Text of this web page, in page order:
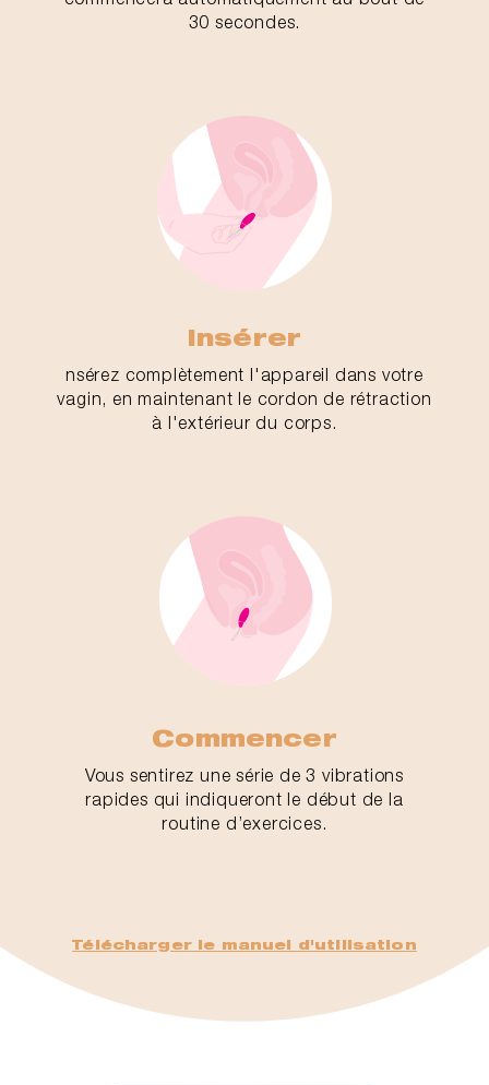
30 secondes.
Insérer
nsérez complètement l'appareil dans votre
vagin, en maintenant le cordon de rétraction
à l'extérieur du corps.
Commencer
Vous sentirez une série de 3 vibrations
rapides qui indiqueront le début de la
routine d’exercices.
Télécharger le manuel d'utilisation